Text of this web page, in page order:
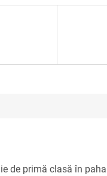
de primă clasă în